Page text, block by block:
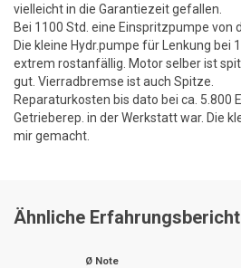
vielleicht in die Garantiezeit gefallen.
Bei 1100 Std. eine Einspritzpumpe von
Die kleine Hydr.pumpe für Lenkung bei
extrem rostanfällig. Motor selber ist
gut. Vierradbremse ist auch Spitze.
Reparaturkosten bis dato bei ca. 5.800
Getrieberep. in der Werkstatt war. Die
mir gemacht.
Ähnliche
Ø Note